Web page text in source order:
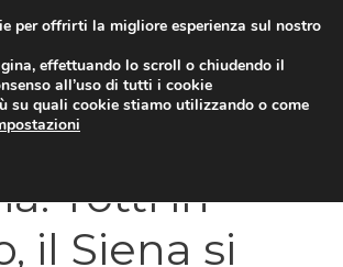
Totti in
il Siena si
per offrirti la migliore esperienza sul nostro
effettuando lo scroll o chiudendo il
all’uso di tutti i cookie
su quali cookie stiamo utilizzando o come